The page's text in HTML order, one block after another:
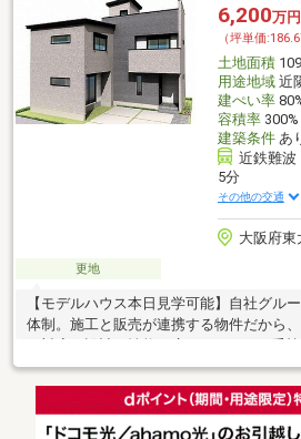
6,200万円
（坪単価
土地面積
用途地域近
建ぺい率
容積率300%
建築条件あ
近鉄難波
5分
その他の交通
大阪府東
更地
【モデルハウス本日見学可能】自社グル
体制。施工と販売が連携する物件だから